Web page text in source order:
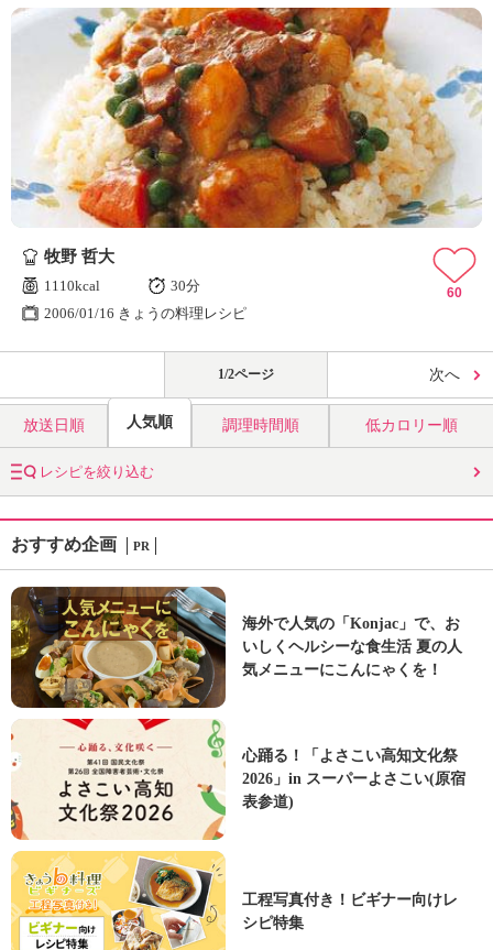
牧野 哲大
1110kcal
30分
2006/01/16 きょうの料理レシピ
60
1/2ページ 次へ
放送日順 人気順 調理時間順 低カロリー順
レシピを絞り込む
おすすめ企画 PR
海外で人気の「Konjac」で、お
いしくヘルシーな食生活 夏の人
気メニューにこんにゃくを！
心踊る！「よさこい高知文化祭
2026」in スーパーよさこい(原宿
表参道)
工程写真付き！ビギナー向けレ
シピ特集